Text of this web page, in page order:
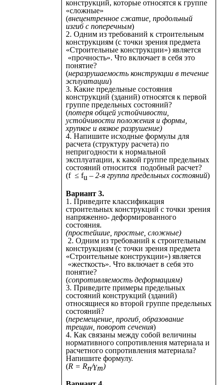
конструкций, которые относятся к группе
«сложные»
(внецентренное сжатие, продольный
изгиб с поперечным)
2. Одним из требований к строительным
конструкциям (с точки зрения предмета
«Строительные конструкции») является
«прочность». Что включает в себя это
понятие?
(неразрушаемость конструкции в течение
эсплуатации)
3. Какие предельные состояния
конструкций (зданий) относятся к первой
группе предельных состояний?
(потеря общей устойчивости,
устойчивости положения и формы,
хрупкое и вязкое разрушение)
4. Напишите исходные формулы для
расчета (структуру расчета) по
непригодности к нормальной
эксплуатации, к какой группе предельных
состояний относится подобный расчет?
(f ≤ fu – 2-я группа предельных состояний)
Вариант 3.
1. Приведите классификация
строительных конструкций с точки зрения
напряженно- деформированного
состояния.
(простейшие, простые, сложные)
2. Одним из требований к строительным
конструкциям (с точки зрения предмета
«Строительные конструкции») является
«жесткость». Что включает в себя это
понятие?
(сопротивляемость деформациям)
3. Приведите примеры предельных
состояний конструкций (зданий)
относящиеся ко второй группе предельных
состояний?
(перемещение, прогиб, образование
трещин, поворот сечения)
4. Как связаны между собой величины
нормативного сопротивления материала и
расчетного сопротивления материала?
Напишите формулу.
(R = Rn/ɣm)